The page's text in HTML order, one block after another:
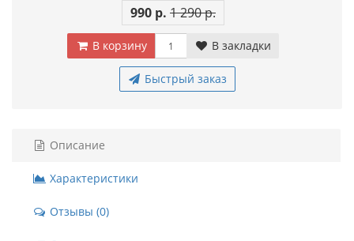
990 р. 1 290 р.
В корзину В закладки
Быстрый заказ
Описание
Характеристики
Отзывы (0)